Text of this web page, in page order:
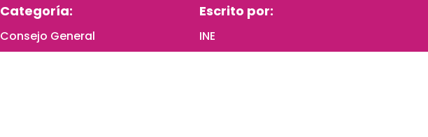
Categoría:
Consejo General
Escrito por:
INE